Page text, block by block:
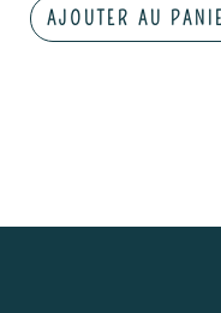
AJOUTER AU